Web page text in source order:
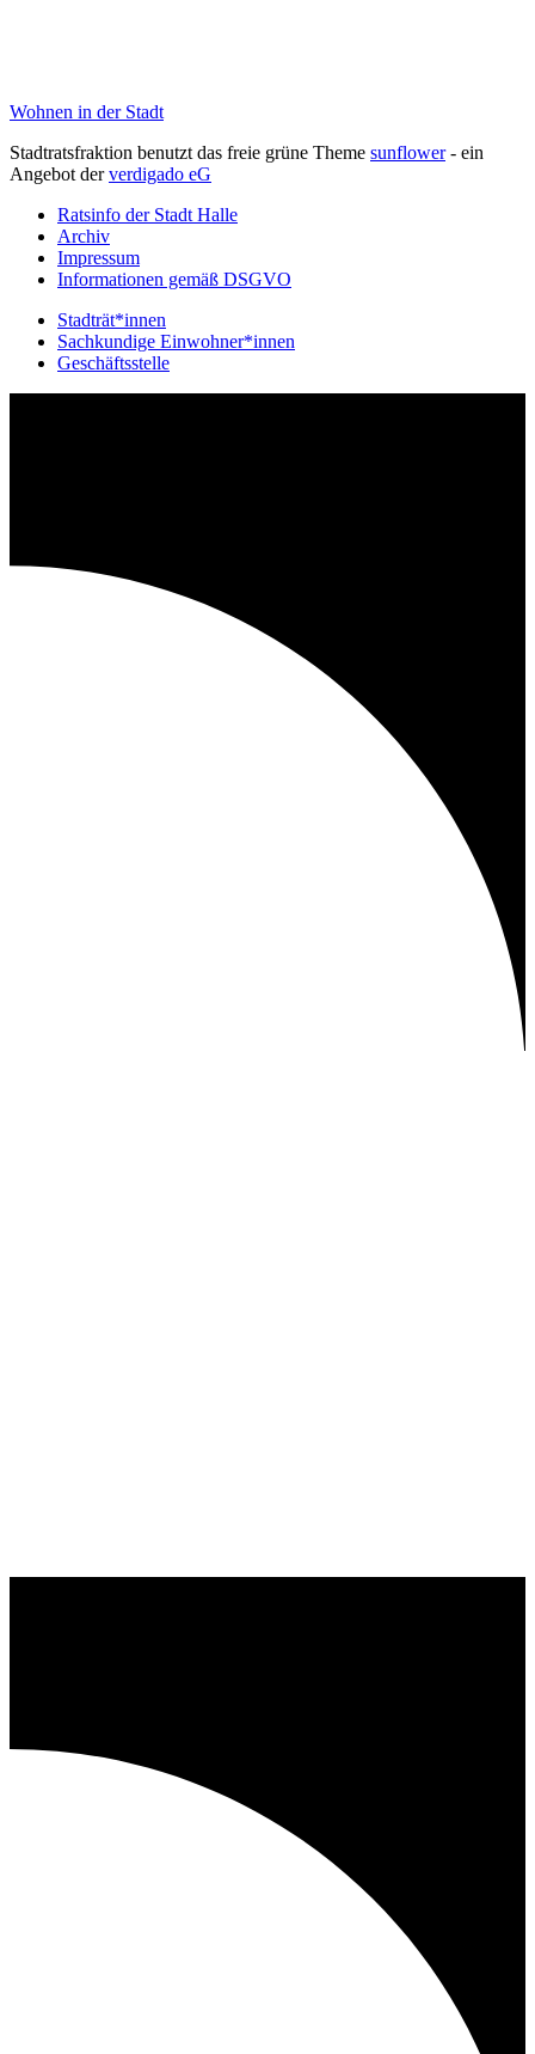
Wohnen in der Stadt
Stadtratsfraktion benutzt das freie grüne Theme sunflower‐ ein
Angebot derverdigado eG
Ratsinfo der Stadt Halle
Archiv
Impressum
Informationen gemäß DSGVO
Stadträt*innen
Sachkundige Einwohner*innen
Geschäftsstelle